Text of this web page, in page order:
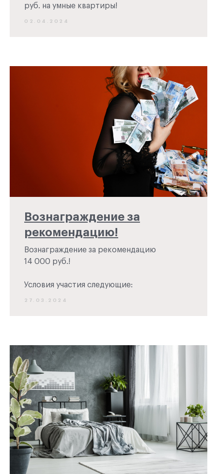
руб. на умные квартиры!
02.04.2024
Вознаграждение за
рекомендацию!
Вознаграждение за рекомендацию
14 000 руб.!
Условия участия следующие:
27.03.2024
Ежедневно с 10:00 до 19:00
Продажа квартир
Написать в MAX Написать в TG